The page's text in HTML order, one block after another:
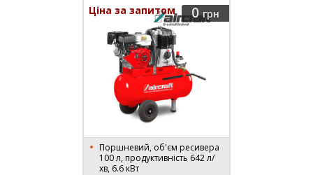
0грн
Ціна за запитом
Поршневий, об'єм ресивера
100 л, продуктивність 642 л/
хв, 6.6 кВт